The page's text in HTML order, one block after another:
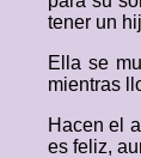
tener un
Ella se
mientras
Hacen el
es feliz,